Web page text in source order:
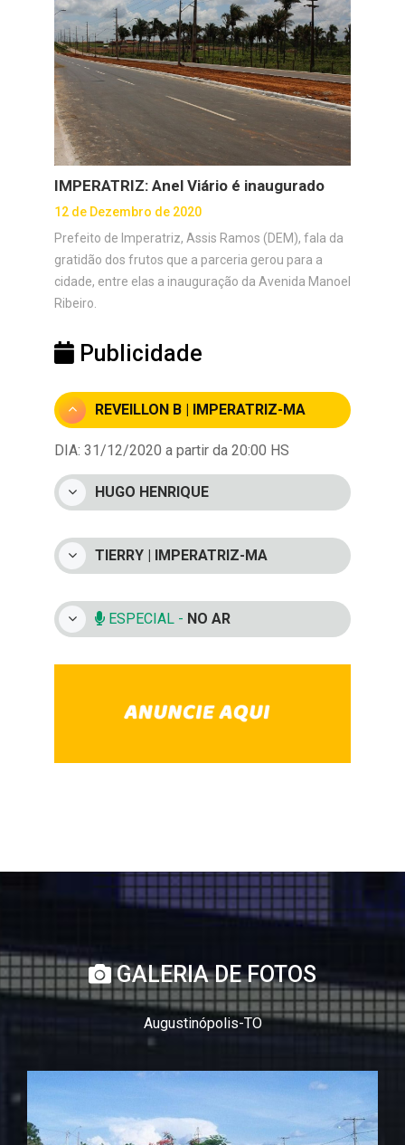
IMPERATRIZ: Anel Viário é inaugurado
12 de Dezembro de 2020
Prefeito de Imperatriz, Assis Ramos (DEM), fala da
gratidão dos frutos que a parceria gerou para a
cidade, entre elas a inauguração da Avenida Manoel
Ribeiro.
Publicidade
REVEILLON B | IMPERATRIZ-MA
DIA: 31/12/2020 a partir da 20:00 HS
HUGO HENRIQUE
TIERRY | IMPERATRIZ-MA
ESPECIAL - NO AR
GALERIA DE FOTOS
Augustinópolis-TO